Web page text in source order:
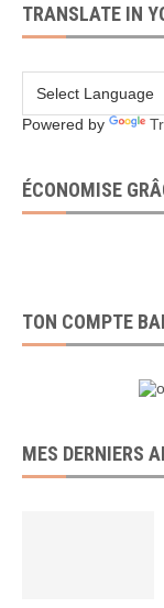
TRANSLATE IN
Powered by
ÉCONOMISE
TON COMPTE
MES DERNIERS